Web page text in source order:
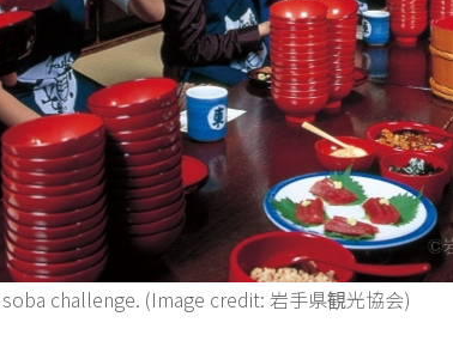
challenge. (Image credit: 岩手県観光協会)